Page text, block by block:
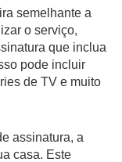
semelhante a
o serviço,
que inclua
pode incluir
de TV e muito
assinatura, a
casa. Este